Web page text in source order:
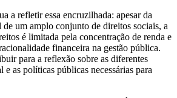
a refletir essa encruzilhada: apesar da
de um amplo conjunto de direitos sociais, a
é limitada pela concentração de renda e
financeira na gestão pública.
para a reflexão sobre as diferentes
e as políticas públicas necessárias para